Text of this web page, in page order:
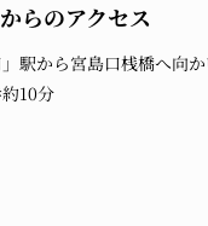
らのアクセス
」駅から宮島口桟橋へ向
10分